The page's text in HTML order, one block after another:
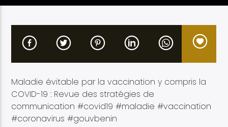
Etele en direct
Maladie évitable par la vaccination y compris la
COVID-19 : Revue des stratégies de
communication #covid19 #maladie #vaccination
#coronavirus #gouvbenin